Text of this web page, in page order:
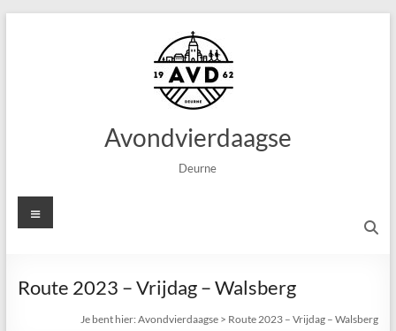
Avondvierdaagse
Deurne
Menu
Route 2023 – Vrijdag – Walsberg
Je bent hier:Avondvierdaagse > Route 2023 – Vrijdag – Walsberg